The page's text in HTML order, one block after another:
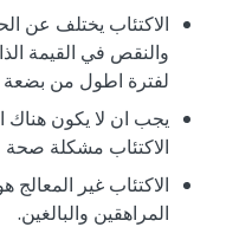
الاكتئاب يختلف عن
والنقص في القيمة
لفترة اطول من بضعة
يجب ان لا يكون
الاكتئاب مشكلة صحة
الاكتئاب غير المعالج
المراهقين والبالغين.